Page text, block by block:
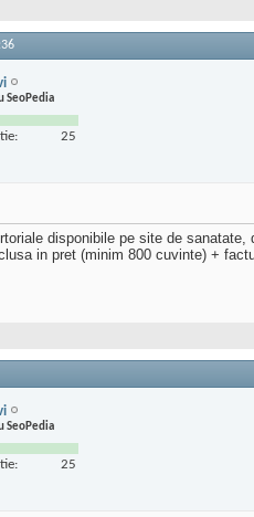
SeoPedia
25
disponibile pe site de sanatate,
in pret (minim 800 cuvinte) +
SeoPedia
25